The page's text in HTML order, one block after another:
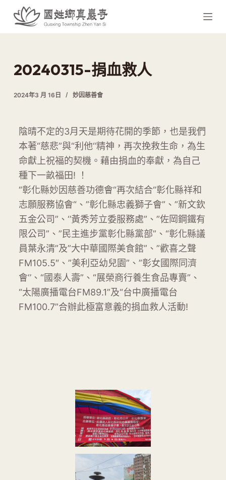
跳
至
內
容
20240315-捐血救人
2024年3 月 16日 妙因慈善會
陰晴不定的3月天是期待花開的季節，也是我們
本著“慈悲”與“利他‘’精神，再次挽救生命，為生
命獻上祝福的契機。藉由捐血的奉獻，為自己
種下一畝福田! ！
“彰化縣妙因慈善功德會“再次結合“彰化縣祥和
志願服務協會“、”彰化縣忠義獅子會”、”新文欽
五金公司”、‘’黃秀芳立委服務處”、”佐岡鋼鐵有
限公司”、”民主進步黨彰化縣黨部”、“彰化縣議
員葉永清”及”大中華國際美食館”、”歡喜之聲
FM105.5″、”美利亞幼兒園”、”彰女國際同濟
會‘’、“國泰人壽”、“展榮商行養生食品專賣”、
“太陽廣播電台FM89.1”及“台中廣播電台
FM100.7”合辦此極富意義的捐血救人活動!